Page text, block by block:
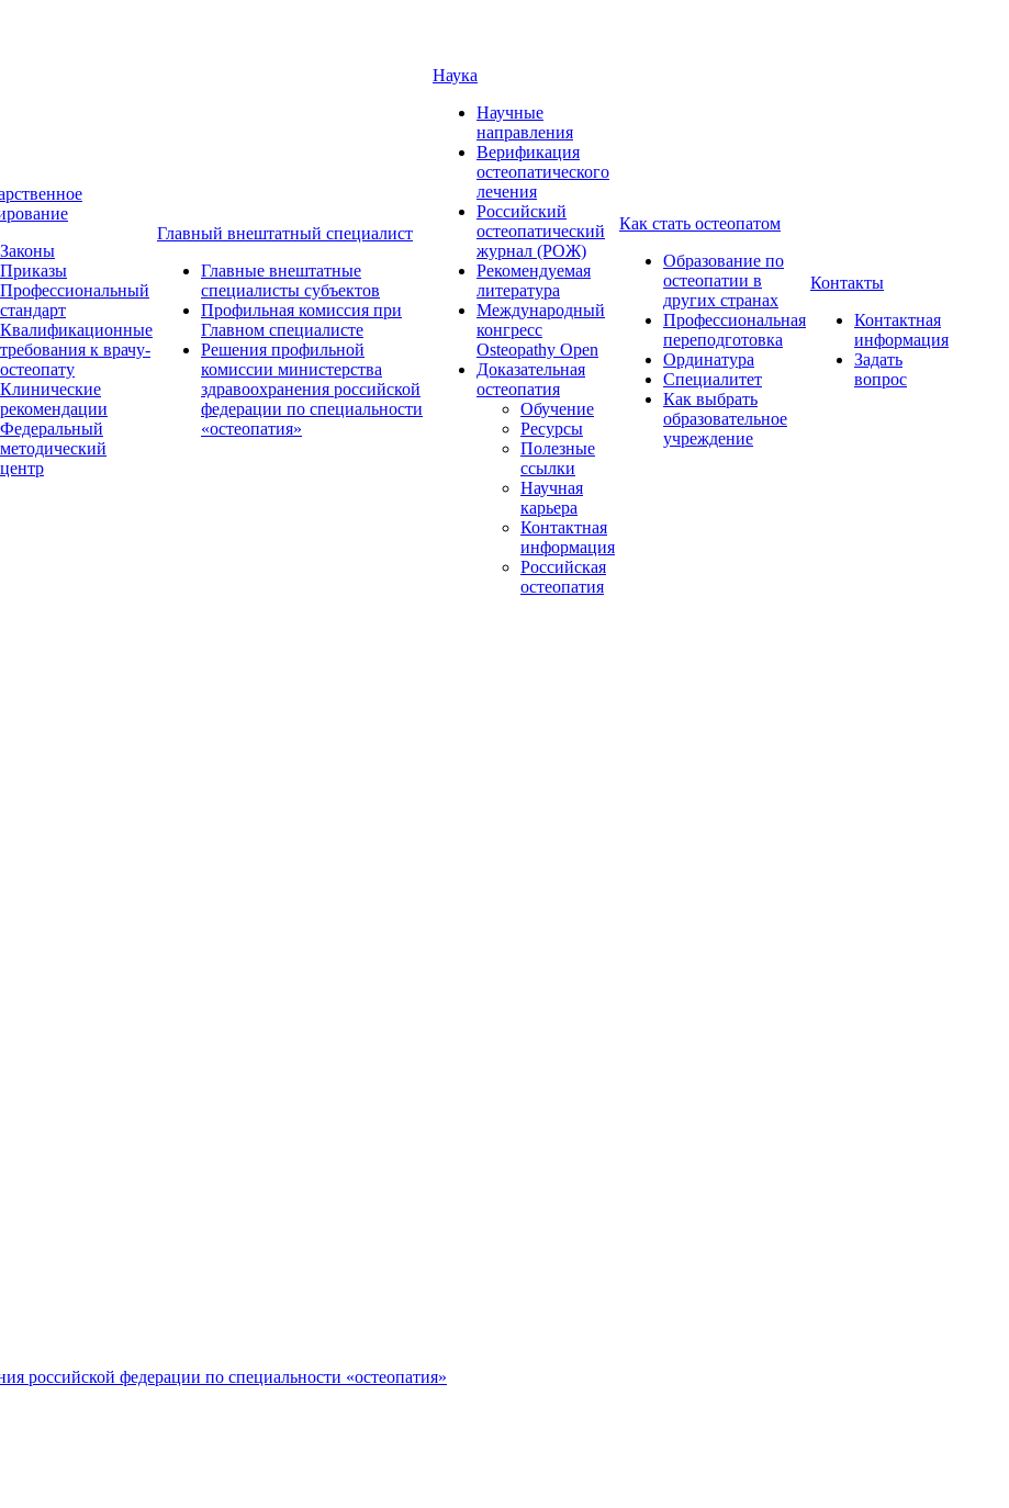
Законы
Приказы
Профессиональный
стандарт
Квалификационные
требования к врачу-
остеопату
Клинические
рекомендации
Федеральный
методический
центр
Главный внештатный специалист
Главные внештатные
специалисты субъектов
Профильная комиссия при
Главном специалисте
Решения профильной
комиссии министерства
здравоохранения российской
федерации по специальности
«остеопатия»
Наука
Научные
направления
Верификация
остеопатического
лечения
Российский
остеопатический
журнал (РОЖ)
Рекомендуемая
литература
Международный
конгресс
Osteopathy Open
Доказательная
остеопатия
Обучение
Ресурсы
Полезные
ссылки
Научная
карьера
Контактная
информация
Российская
остеопатия
Как стать остеопатом
Образование по
остеопатии в
других странах
Профессиональная
переподготовка
Ординатура
Специалитет
Как выбрать
образовательное
учреждение
Контакты
Контактная
информация
Задать
вопрос
российской федерации по специальности «остеопатия»